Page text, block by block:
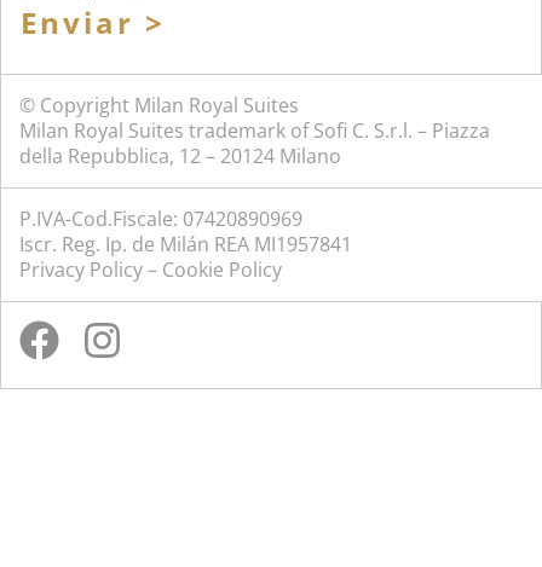
Enviar >
© Copyright Milan Royal Suites
Milan Royal Suites trademark of Sofi C. S.r.l. – Piazza
della Repubblica, 12 – 20124 Milano
P.IVA-Cod.Fiscale: 07420890969
Iscr. Reg. Ip. de Milán REA MI1957841
Privacy Policy– Cookie Policy